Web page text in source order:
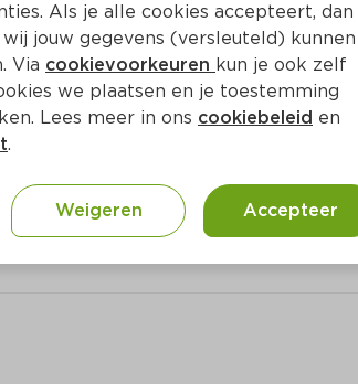
Als je alle cookies accepteert, dan
jouw gegevens (versleuteld) kunnen
Via cookievoorkeuren kun je ook zelf
we plaatsen en je toestemming
Lees meer in ons cookiebeleid en
.
Weigeren Accepteer